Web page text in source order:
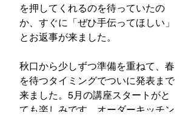
を押してくれるのを待っていたの
か、すぐに「ぜひ手伝ってほしい」
とお返事が来ました。
秋口から少しずつ準備を重ねて、春
を待つタイミングでついに発表まで
来ました。5月の講座スタートがと
ても楽しみです。オーダーキッチン